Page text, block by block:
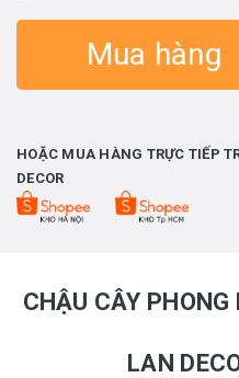
Mua hàng
HOẶC MUA HÀNG TRỰC TIẾP
DECOR
CHẬU CÂY
LAN